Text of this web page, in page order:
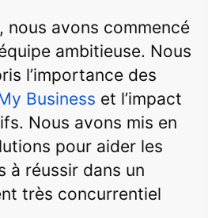
nous avons commencé
ambitieuse. Nous
l’importance des
Business et l’impact
Nous avons mis en
pour aider les
à réussir dans un
très concurrentiel